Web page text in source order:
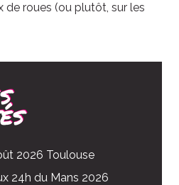
de roues (ou plutôt, sur les
2026 Toulouse
24h du Mans 2026